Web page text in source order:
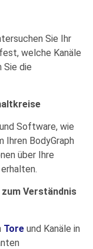
Sie Ihr
welche Kanäle
Sie die
Software, wie
Ihren BodyGraph
über Ihre
zum Verständnis
Tore und Kanäle in